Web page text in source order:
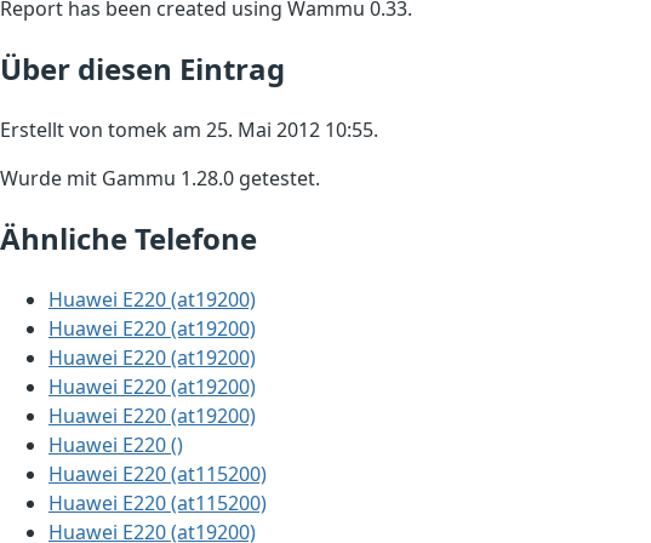
Report has been created using Wammu 0.33.
Über diesen Eintrag
Erstellt von tomek am 25. Mai 2012 10:55.
Wurde mit Gammu 1.28.0 getestet.
Ähnliche Telefone
Huawei E220 (at19200)
Huawei E220 (at19200)
Huawei E220 (at19200)
Huawei E220 (at19200)
Huawei E220 (at19200)
Huawei E220 ()
Huawei E220 (at115200)
Huawei E220 (at115200)
Huawei E220 (at19200)